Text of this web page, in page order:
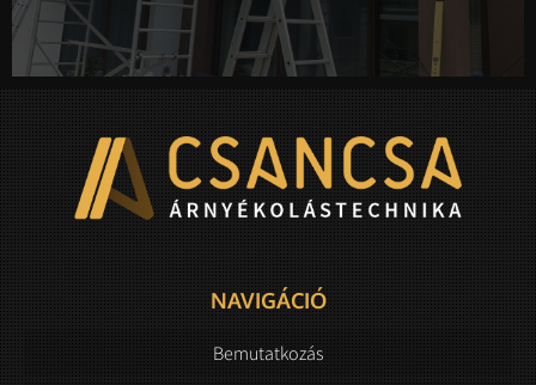
NAVIGÁCIÓ
Bemutatkozás